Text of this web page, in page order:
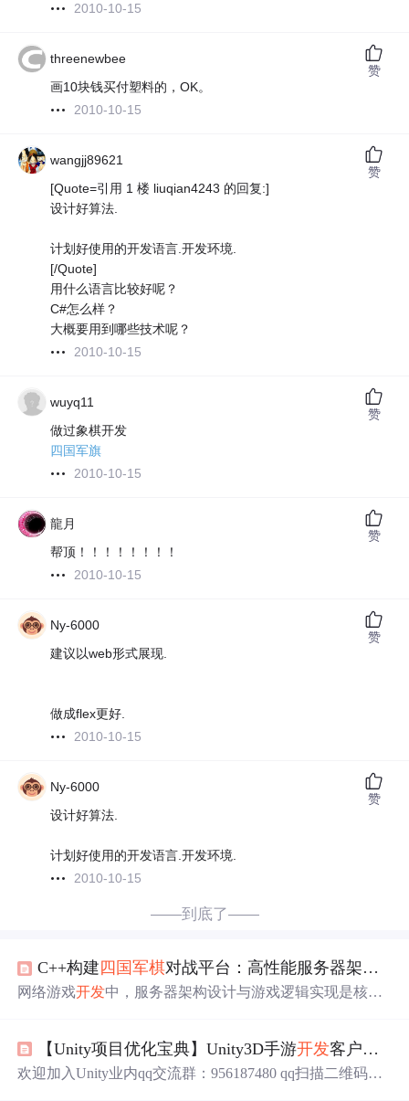
2010-10-15
threenewbee
画10块钱买付塑料的，OK。
2010-10-15
赞
wangjj89621
[Quote=引用 1 楼 liuqian4243 的回复:]
设计好算法.
计划好使用的开发语言.开发环境.
[/Quote]
用什么语言比较好呢？
C#怎么样？
大概要用到哪些技术呢？
2010-10-15
赞
wuyq11
做过象棋开发
四国军旗
2010-10-15
赞
龍月
帮顶！！！！！！！！
2010-10-15
赞
Ny-6000
建议以web形式展现.
做成flex更好.
2010-10-15
赞
Ny-6000
设计好算法.
计划好使用的开发语言.开发环境.
2010-10-15
赞
——到底了——
C++构建 四国军棋对战平台：高性能服务器架构与游戏逻辑实现
网络游戏开发中，服务器架构设计与游戏逻辑实现是核心
核心原理在于事件驱动模型与状态同步机制，利用Boost.A
sio等异步I/O库处理大量并发连接，确保游戏状态的权威性
【Unity项目优化宝典】Unity3D手游开发客户端
欢迎加入Unity业内qq交流群：956187480 qq扫描二维码加